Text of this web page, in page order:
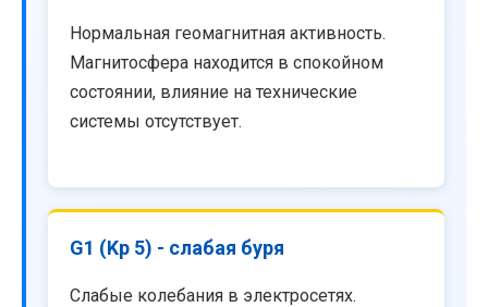
Нормальная геомагнитная активность.
Магнитосфера находится в спокойном
состоянии, влияние на технические
системы отсутствует.
G1 (Kp 5) - слабая буря
Слабые колебания в электросетях.